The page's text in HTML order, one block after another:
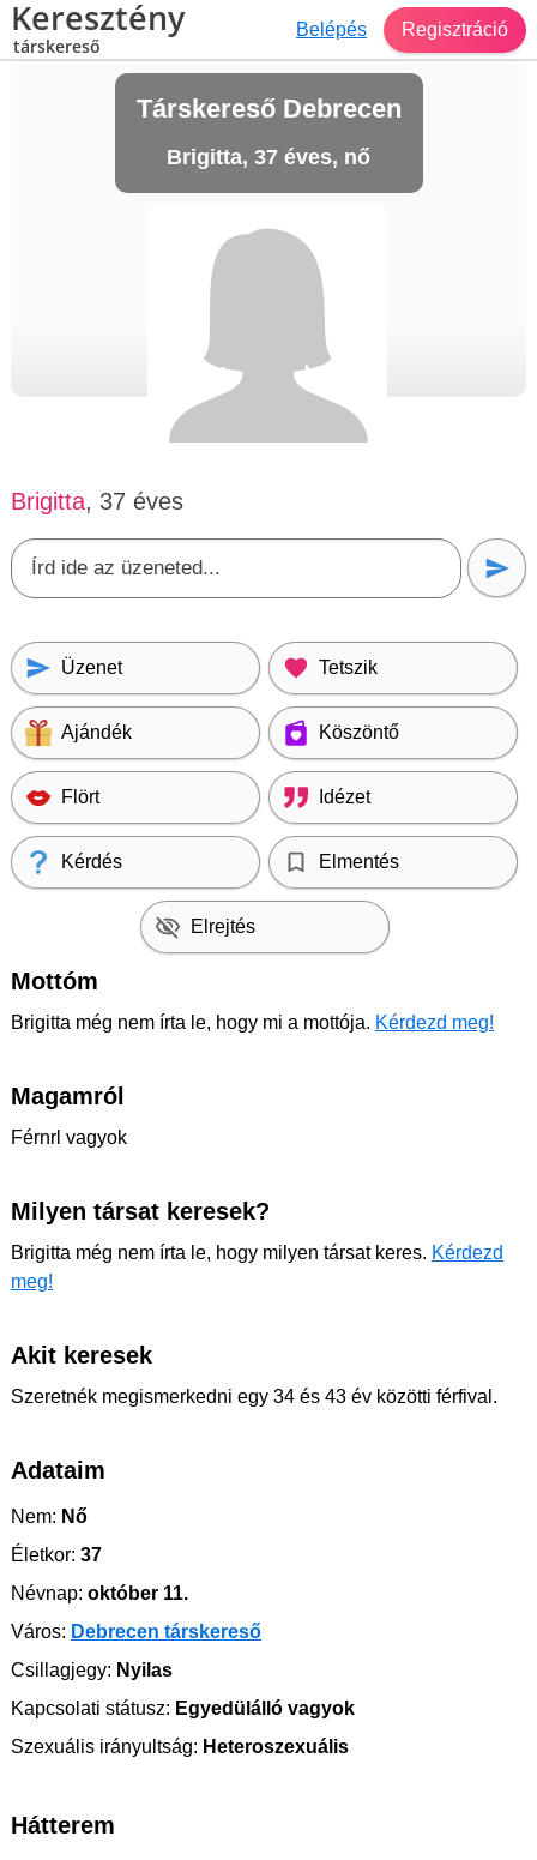
Keresztény
társkereső
Belépés Regisztráció
Társkereső Debrecen
Brigitta, 37 éves, nő
Brigitta, 37 éves
Üzenet Tetszik
Ajándék Köszöntő
Flört Idézet
Kérdés Elmentés
Elrejtés
Mottóm
Brigitta még nem írta le, hogy mi a mottója. Kérdezd meg!
Magamról
Férnrl vagyok
Milyen társat keresek?
Brigitta még nem írta le, hogy milyen társat keres. Kérdezd
meg!
Akit keresek
Szeretnék megismerkedni egy 34 és 43 év közötti férfival.
Adataim
Nem: Nő
Életkor: 37
Névnap: október 11.
Város: Debrecen társkereső
Csillagjegy: Nyilas
Kapcsolati státusz: Egyedülálló vagyok
Szexuális irányultság: Heteroszexuális
Hátterem